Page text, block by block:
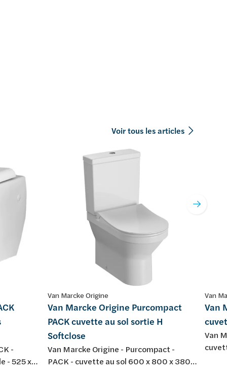
Voir tous les articles
-
- 525 x
Van Marcke Origine
Van Marcke Origine Purcompact
PACK cuvette au sol sortie H
Softclose
Van Marcke Origine - Purcompact -
PACK - cuvette au sol 600 x 800 x 380
Van
Van
Van